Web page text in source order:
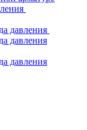
давления
давления
давления